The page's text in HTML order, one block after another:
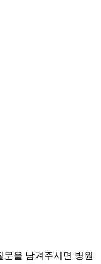
문을 남겨주시면 병원